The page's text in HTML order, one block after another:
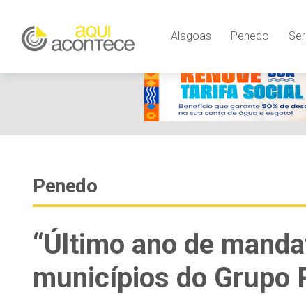
Alagoas Penedo
Penedo
“Último ano de
municípios do Grupo